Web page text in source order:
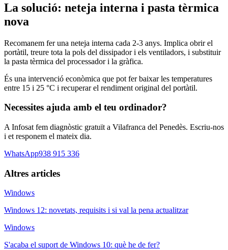
La solució: neteja interna i pasta tèrmica
nova
Recomanem fer una neteja interna cada 2-3 anys. Implica obrir el
portàtil, treure tota la pols del dissipador i els ventiladors, i substituir
la pasta tèrmica del processador i la gràfica.
És una intervenció econòmica que pot fer baixar les temperatures
entre 15 i 25 °C i recuperar el rendiment original del portàtil.
Necessites ajuda amb el teu ordinador?
A Infosat fem diagnòstic gratuït a Vilafranca del Penedès. Escriu-nos
i et responem el mateix dia.
WhatsApp938 915 336
Altres articles
Windows
Windows 12: novetats, requisits i si val la pena actualitzar
Windows
S'acaba el suport de Windows 10: què he de fer?